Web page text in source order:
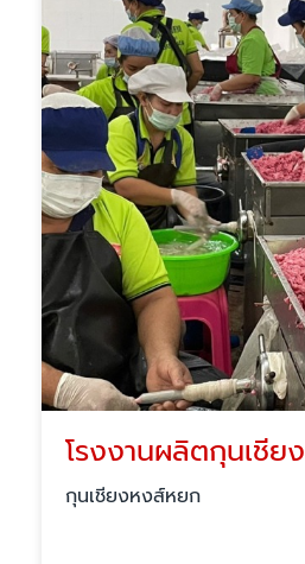
โรงงานผลิตกุนเชียง
กุนเชียงหงส์หยก